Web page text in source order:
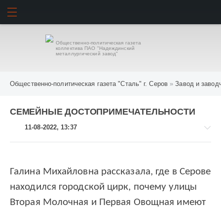
Общественно-политическая газета
коллектива ПАО "Надеждинский
металлургический завод"
Общественно-политическая газета "Сталь" г. Серов »Завод и
СЕМЕЙНЫЕ ДОСТОПРИМЕЧАТЕЛЬНОСТИ
11-08-2022, 13:37
и
заводчане
Галина Михайловна рассказала, где в Серове
находился городской цирк, почему улицы
Вторая Молочная и Первая Овощная имеют